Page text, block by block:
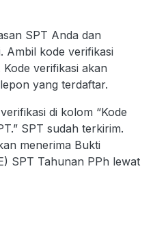
SPT Anda dan
Ambil kode verifikasi
Kode verifikasi akan
yang terdaftar.
di kolom “Kode
SPT sudah terkirim.
menerima Bukti
SPT Tahunan PPh lewat